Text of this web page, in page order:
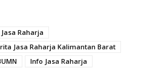
Raharja
Jasa Raharja Kalimantan Barat
Info Jasa Raharja